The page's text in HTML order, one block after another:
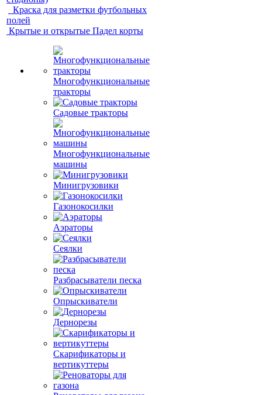
Краска для разметки футбольных
полей
Крытые и открытые Падел корты
Многофункциональные
тракторы
Садовые тракторы
Многофункциональные
машины
Минигрузовики
Газонокосилки
Аэраторы
Сеялки
Разбрасыватели песка
Опрыскиватели
Дернорезы
Скарификаторы и
вертикуттеры